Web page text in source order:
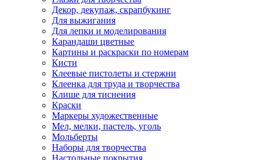
Декор, декупаж, скрапбукинг
Для выжигания
Для лепки и моделирования
Карандаши цветные
Картины и раскраски по номерам
Кисти
Клеевые пистолеты и стержни
Клеенка для труда и творчества
Клише для тиснения
Краски
Маркеры художественные
Мел, мелки, пастель, уголь
Мольберты
Наборы для творчества
Настольные покрытия